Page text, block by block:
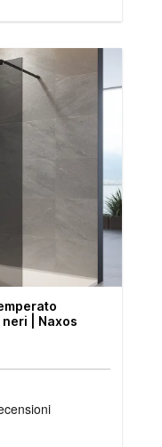
| Naxos